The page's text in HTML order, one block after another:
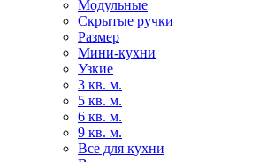
Модульные
Скрытые ручки
Размер
Мини-кухни
Узкие
3 кв. м.
5 кв. м.
6 кв. м.
9 кв. м.
Все для кухни